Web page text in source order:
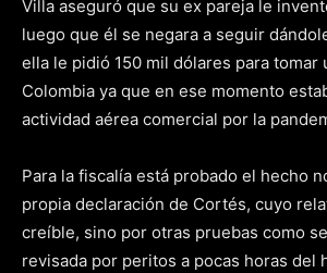
Villa aseguró que su ex pareja le
luego que él se negara a seguir
ella le pidió 150 mil dólares para tomar
Colombia ya que en ese momento
actividad aérea comercial por la
Para la fiscalía está probado el hecho
propia declaración de Cortés, cuyo
creíble, sino por otras pruebas como
revisada por peritos a pocas horas del